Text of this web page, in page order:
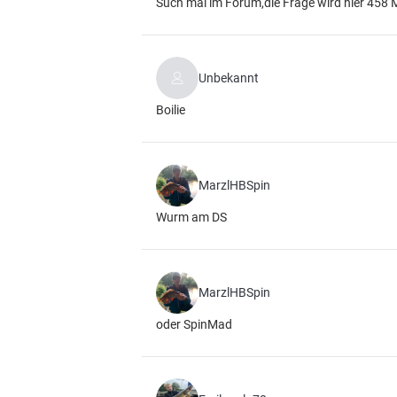
Unbekannt
Boilie
MarzlHBSpin
Wurm am DS
MarzlHBSpin
oder SpinMad